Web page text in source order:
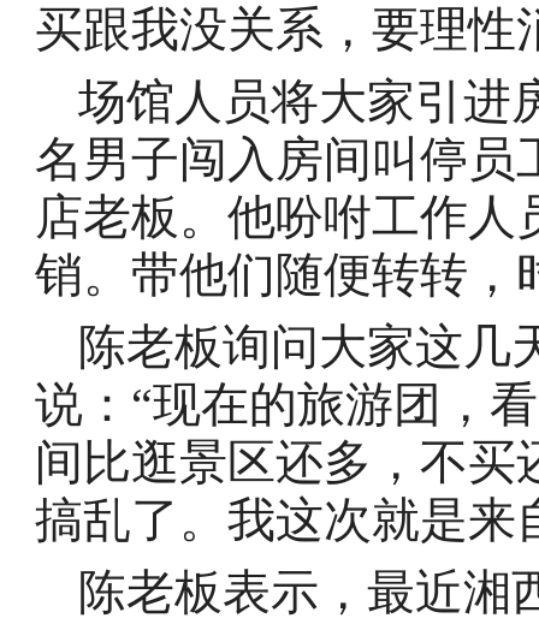
买跟我没关系，要理性
场馆人员将大家引进
名男子闯入房间叫停员
店老板。他吩咐工作人
销。带他们随便转转，
陈老板询问大家这几
说：“现在的旅游团，
间比逛景区还多，不
搞乱了。我这次就是来
陈老板表示，最近湘